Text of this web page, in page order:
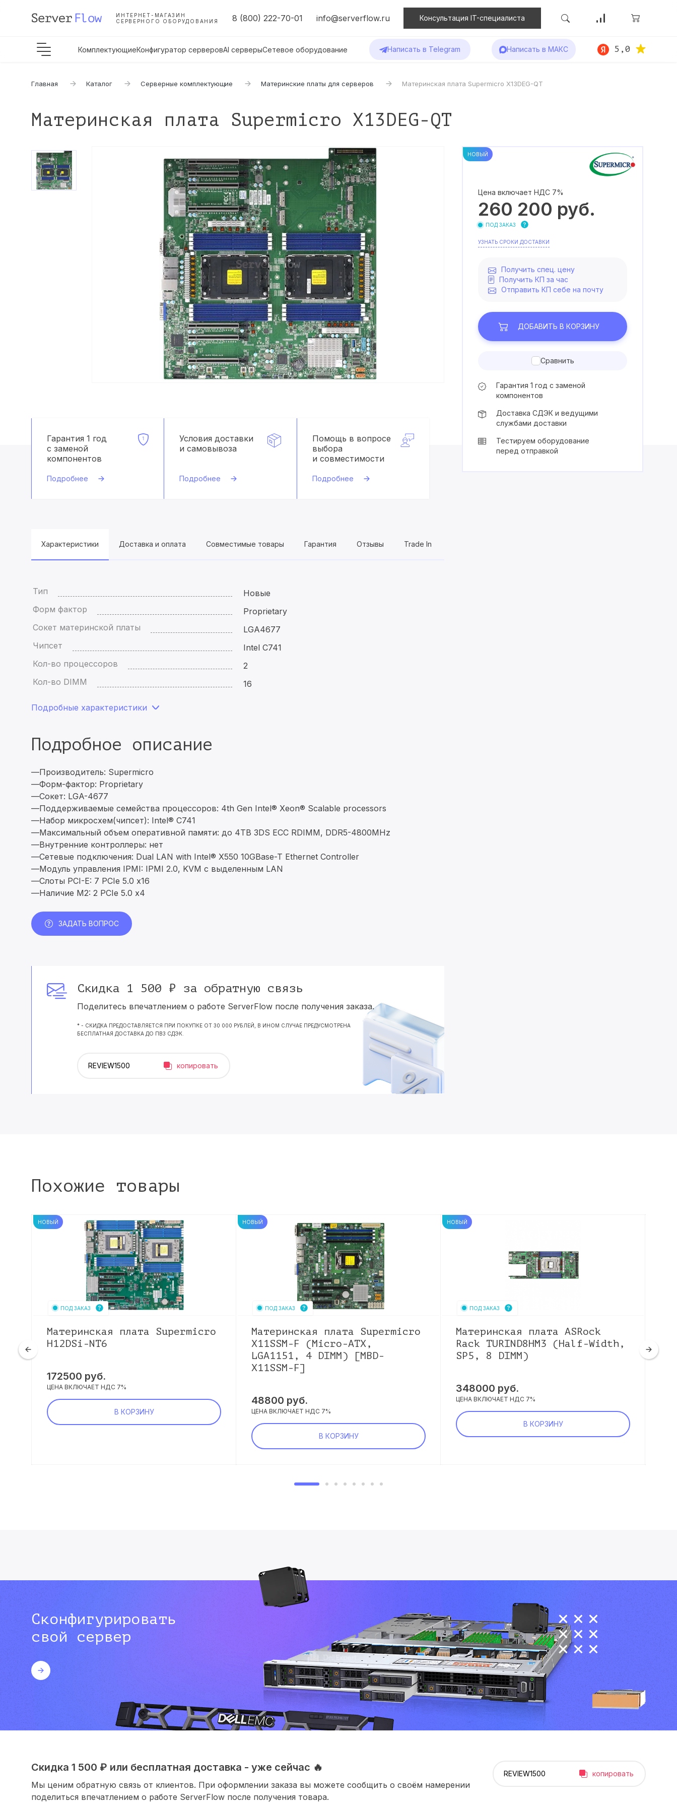
ИНТЕРНЕТ-МАГАЗИН
СЕРВЕРНОГО ОБОРУДОВАНИЯ
8 (800) 222-70-01 info@serverflow.ru Консультация IT-специалиста
КомплектующиеКонфигуратор серверовAI серверыСетевое оборудование Написать в Telegram Написать в МАКС 5,0
Главная Каталог Серверные комплектующие Материнские платы для серверов Материнская плата Supermicro X13DEG-QT
Материнская плата Supermicro X13DEG-QT
Гарантия 1 год
с заменой
компонентов
Подробнее
Условия доставки
и самовывоза
Подробнее
Помощь в вопросе
выбора
и совместимости
Подробнее
Характеристики Доставка и оплата Совместимые товары Гарантия Отзывы Trade In
Тип
Новые
Форм фактор
Proprietary
Сокет материнской платы
LGA4677
Чипсет
Intel C741
Кол-во процессоров
2
Кол-во DIMM
16
Подробные характеристики
Подробное описание
—Производитель: Supermicro
—Форм-фактор: Proprietary
—Сокет: LGA-4677
—Поддерживаемые семейства процессоров: 4th Gen Intel® Xeon® Scalable processors
—Набор микросхем(чипсет): Intel® C741
—Максимальный объем оперативной памяти: до 4TB 3DS ECC RDIMM, DDR5-4800MHz
—Внутренние контроллеры: нет
—Сетевые подключения: Dual LAN with Intel® X550 10GBase-T Ethernet Controller
—Модуль управления IPMI: IPMI 2.0, KVM с выделенным LAN
—Слоты PCI-E: 7 PCIe 5.0 x16
—Наличие M2: 2 PCIe 5.0 x4
ЗАДАТЬ ВОПРОС
Скидка 1 500 ₽ за обратную связь
Поделитесь впечатлением о работе ServerFlow после получения заказа.
* - СКИДКА ПРЕДОСТАВЛЯЕТСЯ ПРИ ПОКУПКЕ ОТ 30 000 РУБЛЕЙ, В ИНОМ СЛУЧАЕ ПРЕДУСМОТРЕНА
БЕСПЛАТНАЯ ДОСТАВКА ДО ПВЗ СДЭК.
копировать
НОВЫЙ
Цена включает НДС 7%
260 200 руб.
ПОД ЗАКАЗ
УЗНАТЬ СРОКИ ДОСТАВКИ
Получить спец. цену
Получить КП за час
Отправить КП себе на почту
ДОБАВИТЬ В КОРЗИНУ
Сравнить
Гарантия 1 год с заменой
компонентов
Доставка СДЭК и ведущими
службами доставки
Тестируем оборудование
перед отправкой
Похожие товары
НОВЫЙ
ПОД ЗАКАЗ
Материнская плата Supermicro
H12DSi-NT6
172500 руб.
ЦЕНА ВКЛЮЧАЕТ НДС 7%
В КОРЗИНУ
НОВЫЙ
ПОД ЗАКАЗ
Материнская плата Supermicro
X11SSM-F (Micro-ATX,
LGA1151, 4 DIMM) [MBD-
X11SSM-F]
48800 руб.
ЦЕНА ВКЛЮЧАЕТ НДС 7%
В КОРЗИНУ
НОВЫЙ
ПОД ЗАКАЗ
Материнская плата ASRock
Rack TURIND8HM3 (Half-Width,
SP5, 8 DIMM)
348000 руб.
ЦЕНА ВКЛЮЧАЕТ НДС 7%
В КОРЗИНУ
Сконфигурировать
свой сервер
Скидка 1 500 ₽ или бесплатная доставка - уже сейчас 🔥
Мы ценим обратную связь от клиентов. При оформлении заказа вы можете сообщить о своём намерении
поделиться впечатлением о работе ServerFlow после получения товара.
копировать